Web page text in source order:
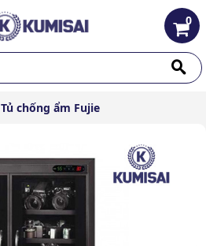
0
Tủ chống ẩm Fujie